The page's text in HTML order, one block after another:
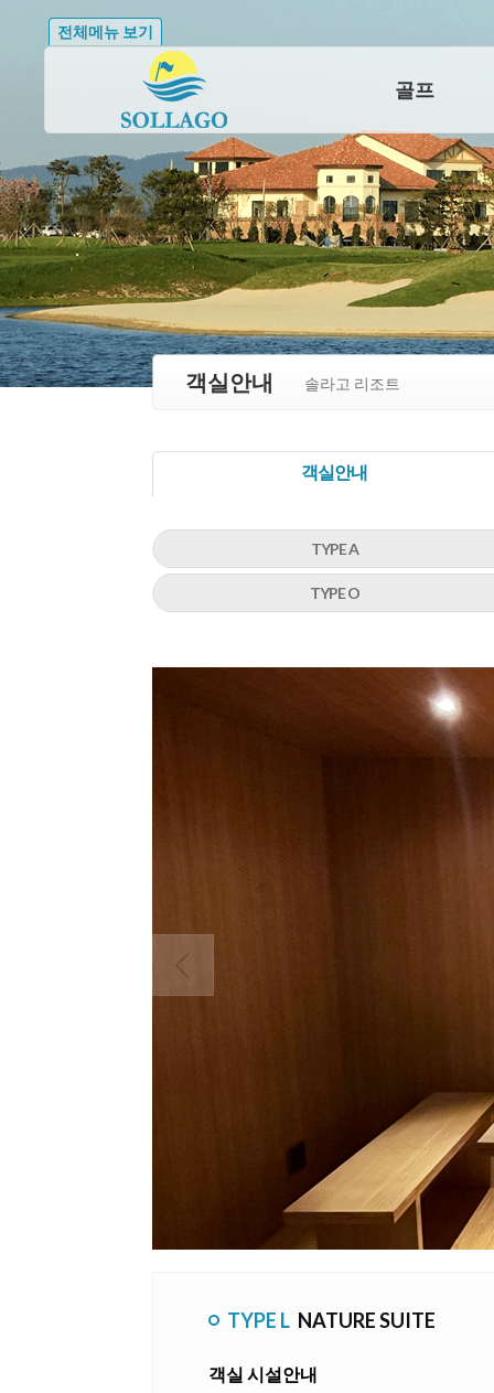
전체메뉴 보기
골프
객실안내 솔라고 리조트
객실안내
TYPE A
TYPE O
TYPE L NATURE SUITE
객실 시설안내